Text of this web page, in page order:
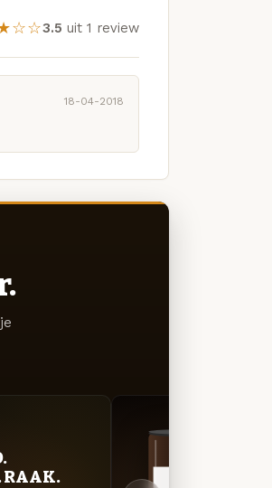
3.5 uit 1 review
18-04-2018
RAAK.